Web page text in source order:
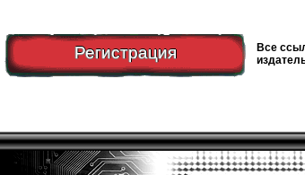
Регистрация
Все